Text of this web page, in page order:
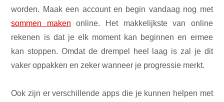
worden. Maak een account en begin vandaag nog met
sommen maken online. Het makkelijkste van online
rekenen is dat je elk moment kan beginnen en ermee
kan stoppen. Omdat de drempel heel laag is zal je dit
vaker oppakken en zeker wanneer je progressie merkt.
Ook zijn er verschillende apps die je kunnen helpen met